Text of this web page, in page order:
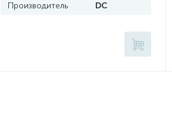
Производитель DC